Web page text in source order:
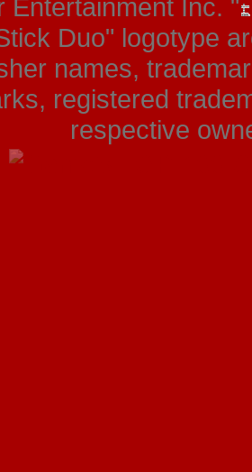
Entertainment Inc. "
Duo" logotype
names,
registered
respective